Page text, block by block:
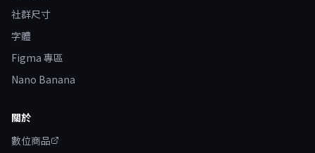
社群尺寸
字體
Figma 專區
Nano Banana
關於
數位商品